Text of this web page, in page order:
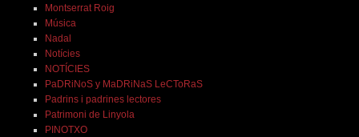
Montserrat Roig
Música
Nadal
Notícies
NOTÍCIES
PaDRiNoS y MaDRiNaS LeCToRaS
Padrins i padrines lectores
Patrimoni de Linyola
PINOTXO